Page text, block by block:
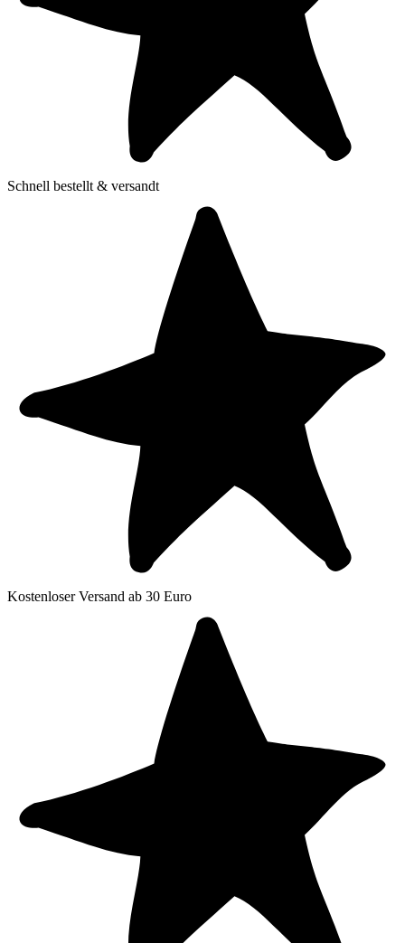
Schnell bestellt & versandt
Kostenloser Versand ab 30 Euro